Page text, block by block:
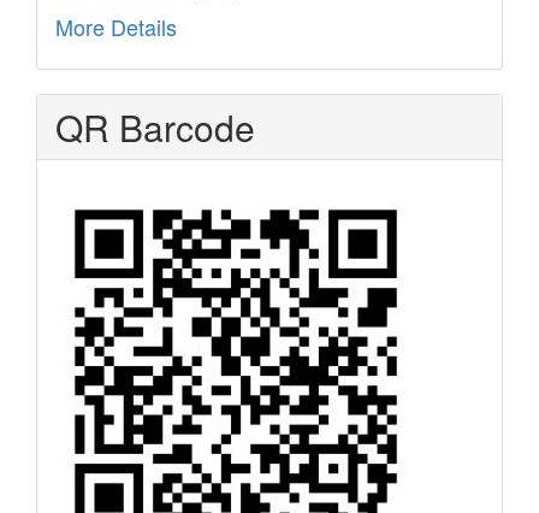
More Details
QR Barcode